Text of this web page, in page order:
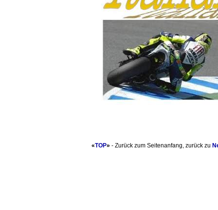
«TOP» - Zurück zum Seitenanfang, zurück zu